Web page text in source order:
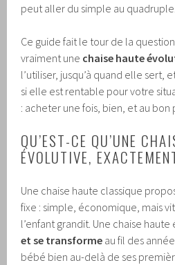
peut aller du simple au quadruple.
Ce guide fait le tour de la
vraiment une chaise haute
l’utiliser, jusqu’à quand elle sert,
si elle est rentable pour votre
: acheter une fois, bien, et au bon
QU’EST-CE QU’UNE
ÉVOLUTIVE,
Une chaise haute classique
fixe : simple, économique, mais
l’enfant grandit. Une chaise
et se transforme au fil des
bébé bien au-delà de ses